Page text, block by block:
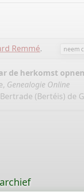
Remmé. neem
de herkomst
Genealogie Online
(Bertéis) de